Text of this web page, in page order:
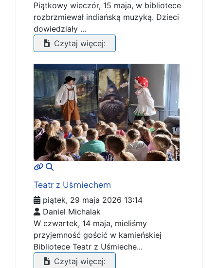
Piątkowy wieczór, 15 maja, w bibliotece
rozbrzmiewał indiańską muzyką. Dzieci
dowiedziały ...
Czytaj więcej:
MOD_JTCS_VIEW_ARTICLE_LINK
Teatr z Uśmiechem
piątek, 29 maja 2026 13:14
Daniel Michalak
W czwartek, 14 maja, mieliśmy
przyjemność gościć w kamieńskiej
Bibliotece Teatr z Uśmieche...
Czytaj więcej: